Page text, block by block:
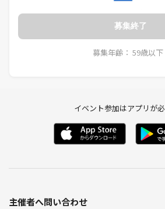
募集終了
募集年齢： 59歳以下
イベント参加はアプリが
主催者へ問い合わせ